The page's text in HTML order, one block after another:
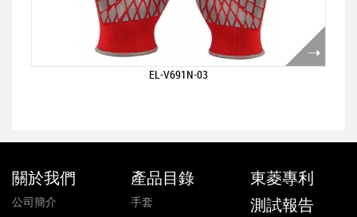
EL-V691N-03
關於我們
公司簡介
產品目錄
手套
東菱專利
測試報告